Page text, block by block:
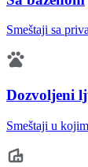
Smeštaji sa
Dozvoljeni
Smeštaji u